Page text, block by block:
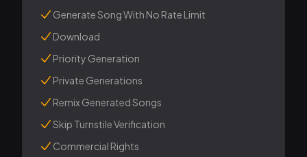
Generate Song With No Rate Limit
Download
Priority Generation
Private Generations
Remix Generated Songs
Skip Turnstile Verification
Commercial Rights